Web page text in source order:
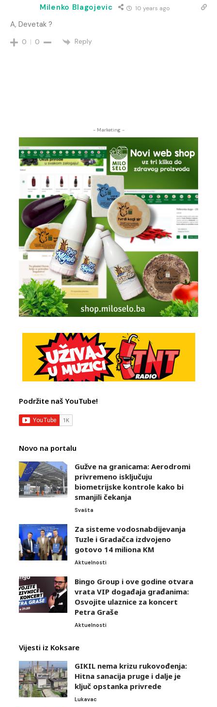
Milenko Blagojevic 10 years ago
A, Devetak ?
0 0 Reply
- Marketing -
Podržite naš YouTube!
Novo na portalu
Gužve na granicama: Aerodromi
privremeno isključuju
biometrijske kontrole kako bi
smanjili čekanja
Svašta
Za sisteme vodosnabdijevanja
Tuzle i Gradačca izdvojeno
gotovo 14 miliona KM
Aktuelnosti
Bingo Group i ove godine otvara
vrata VIP događaja građanima:
Osvojite ulaznice za koncert
Petra Graše
Aktuelnosti
Vijesti iz Koksare
GIKIL nema krizu rukovođenja:
Hitna sanacija pruge i dalje je
ključ opstanka privrede
Lukavac